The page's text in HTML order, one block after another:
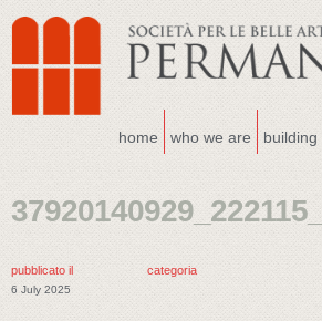
home who we are building
pubblicato il
6 July 2025
categoria